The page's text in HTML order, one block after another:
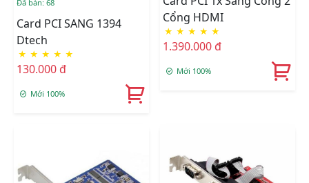
Đã bán: 68
Card PCI SANG 1394
Dtech
★ ★ ★ ★ ★
130.000 đ
Mới 100%
Cổng HDMI
★ ★ ★ ★ ★
1.390.000 đ
Mới 100%